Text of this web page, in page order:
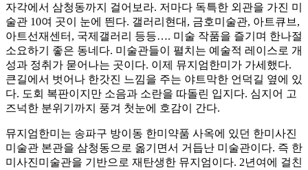
자각에서 삼청동까지 걸어보라. 저마다 독특한 외관을 가진 미
술관 10여 곳이 눈에 띈다. 갤러리현대, 금호미술관, 아트큐브,
아트선재센터, 국제갤러리 등등…. 미술 작품을 즐기며 한나절
소요하기 좋은 동네다. 미술관들이 펼치는 예술적 레이스로 개
성과 정취가 묻어나는 곳이다. 이제 뮤지엄한미가 가세했다.
큰길에서 벗어나 한갓진 느낌을 주는 야트막한 언덕길 옆에 있
다. 도회 복판이지만 소음과 소란을 따돌린 입지다. 심지어 고
즈넉한 분위기까지 풍겨 첫눈에 호감이 간다.
뮤지엄한미는 송파구 방이동 한미약품 사옥에 있던 한미사진
미술관 본관을 삼청동으로 옮기면서 거듭난 미술관이다. 즉 한
미사진미술관을 기반으로 재탄생한 뮤지엄이다. 2년여에 걸친